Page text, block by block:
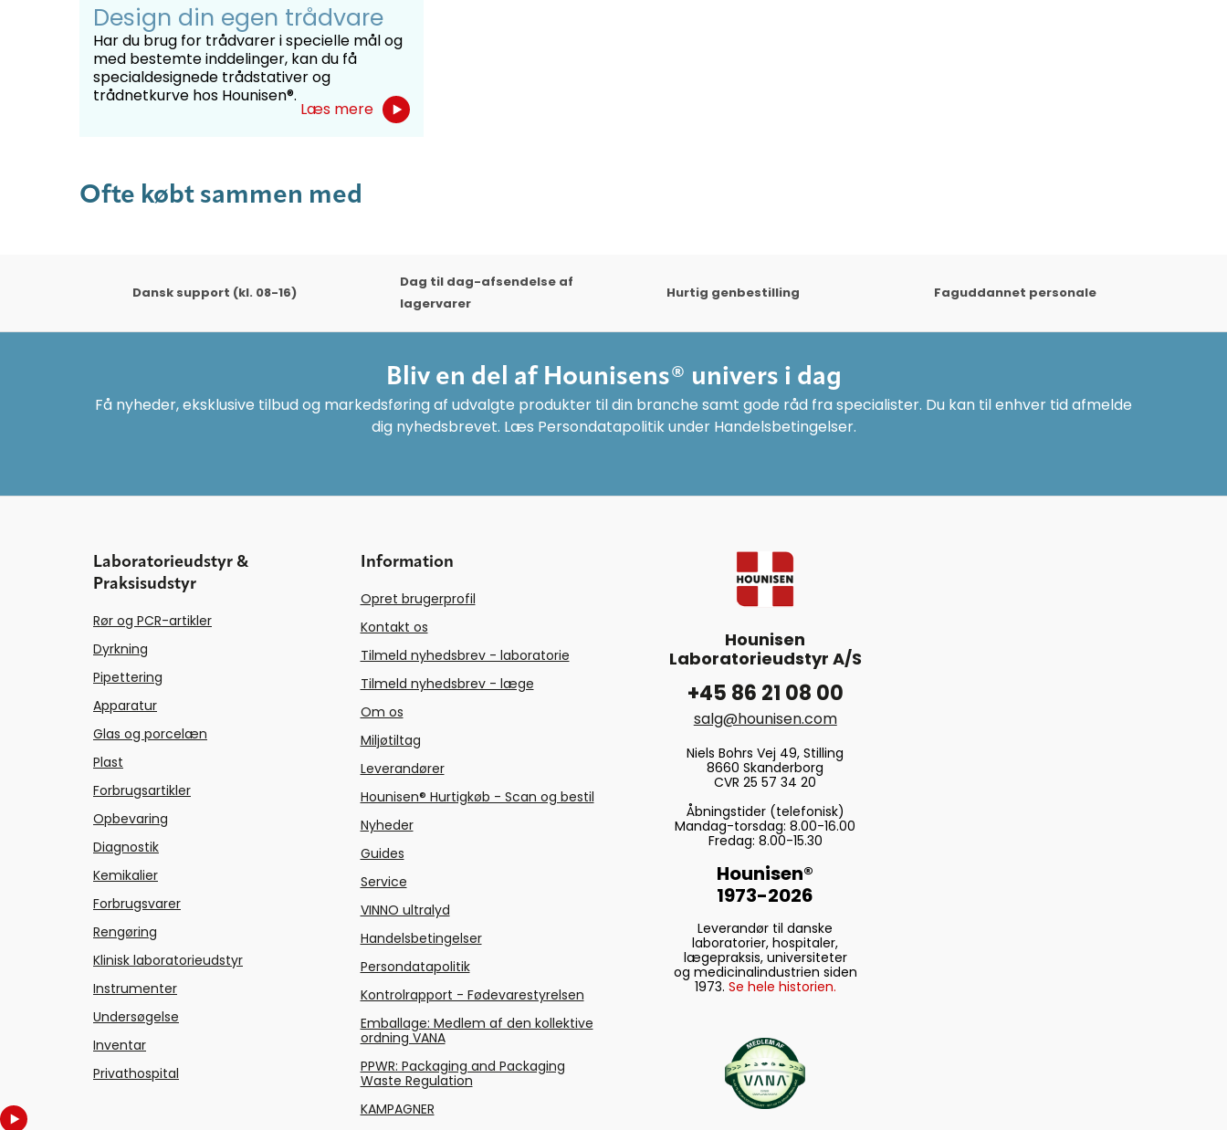
Design din egen trådvare
Har du brug for trådvarer i specielle mål og
med bestemte inddelinger, kan du få
specialdesignede trådstativer og
trådnetkurve hos Hounisen®.
Læs mere
Ofte købt sammen med
Dansk support (kl. 08-16)
Dag til dag-afsendelse af
lagervarer
Hurtig genbestilling Faguddannet personale
Bliv en del af Hounisens® univers i dag
Få nyheder, eksklusive tilbud og markedsføring af udvalgte produkter til din branche samt gode råd fra specialister. Du kan til enhver tid afmelde
dig nyhedsbrevet. Læs Persondatapolitik under Handelsbetingelser.
Laboratorieudstyr &
Praksisudstyr
Rør og PCR-artikler
Dyrkning
Pipettering
Apparatur
Glas og porcelæn
Plast
Forbrugsartikler
Opbevaring
Diagnostik
Kemikalier
Forbrugsvarer
Rengøring
Klinisk laboratorieudstyr
Instrumenter
Undersøgelse
Inventar
Privathospital
Information
Opret brugerprofil
Kontakt os
Tilmeld nyhedsbrev - laboratorie
Tilmeld nyhedsbrev - læge
Om os
Miljøtiltag
Leverandører
Hounisen® Hurtigkøb - Scan og bestil
Nyheder
Guides
Service
VINNO ultralyd
Handelsbetingelser
Persondatapolitik
Kontrolrapport - Fødevarestyrelsen
Emballage: Medlem af den kollektive
ordning VANA
PPWR: Packaging and Packaging
Waste Regulation
KAMPAGNER
Hounisen
Laboratorieudstyr A/S
+45 86 21 08 00
salg@hounisen.com
Niels Bohrs Vej 49, Stilling
8660 Skanderborg
CVR 25 57 34 20
Åbningstider (telefonisk)
Mandag-torsdag: 8.00-16.00
Fredag: 8.00-15.30
Hounisen®
1973-2026
Leverandør til danske
laboratorier, hospitaler,
lægepraksis, universiteter
og medicinalindustrien siden
1973. Se hele historien.